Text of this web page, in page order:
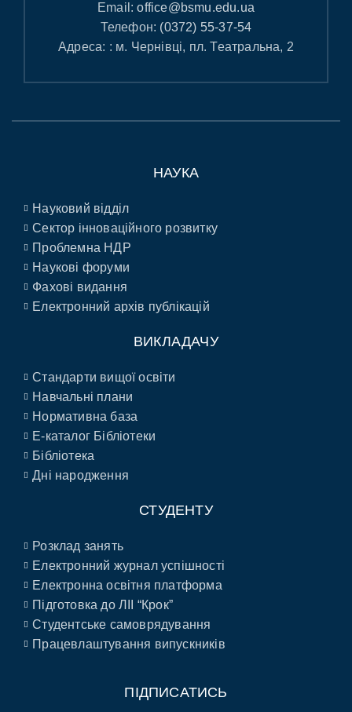
Email:office@bsmu.edu.ua
Телефон: (0372) 55-37-54
Адреса: : м. Чернівці, пл. Театральна, 2
НАУКА
Науковий відділ
Сектор інноваційного розвитку
Проблемна НДР
Наукові форуми
Фахові видання
Електронний архів публікацій
ВИКЛАДАЧУ
Стандарти вищої освіти
Навчальні плани
Нормативна база
E-каталог Бібліотеки
Бібліотека
Дні народження
СТУДЕНТУ
Розклад занять
Електронний журнал успішності
Електронна освітня платформа
Підготовка до ЛІІ “Крок”
Студентське самоврядування
Працевлаштування випускників
ПІДПИСАТИСЬ